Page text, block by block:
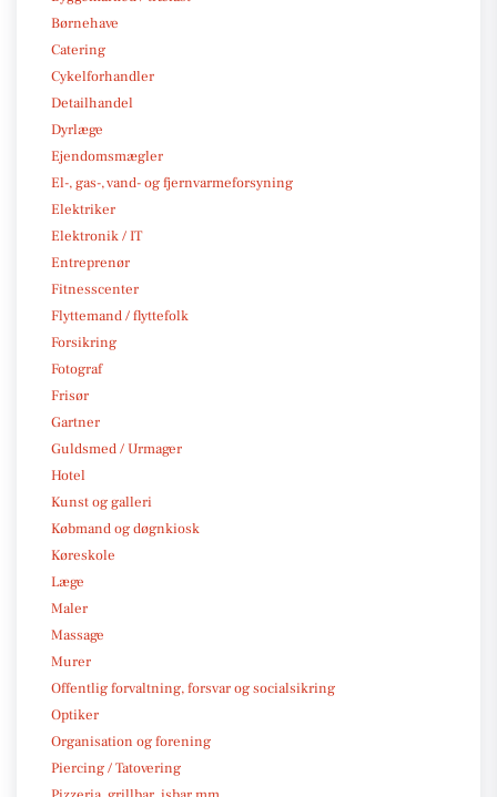
Børnehave
Catering
Cykelforhandler
Detailhandel
Dyrlæge
Ejendomsmægler
El-, gas-, vand- og fjernvarmeforsyning
Elektriker
Elektronik / IT
Entreprenør
Fitnesscenter
Flyttemand / flyttefolk
Forsikring
Fotograf
Frisør
Gartner
Guldsmed / Urmager
Hotel
Kunst og galleri
Købmand og døgnkiosk
Køreskole
Læge
Maler
Massage
Murer
Offentlig forvaltning, forsvar og socialsikring
Optiker
Organisation og forening
Piercing / Tatovering